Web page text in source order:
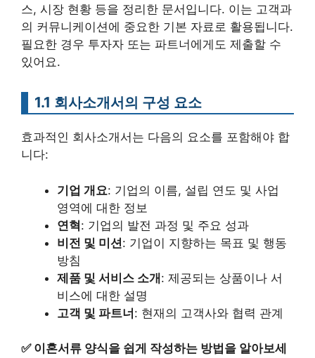
스, 시장 현황 등을 정리한 문서입니다. 이는 고객과
의 커뮤니케이션에 중요한 기본 자료로 활용됩니다.
필요한 경우 투자자 또는 파트너에게도 제출할 수
있어요.
1.1 회사소개서의 구성 요소
효과적인 회사소개서는 다음의 요소를 포함해야 합
니다:
기업 개요: 기업의 이름, 설립 연도 및 사업
영역에 대한 정보
연혁: 기업의 발전 과정 및 주요 성과
비전 및 미션: 기업이 지향하는 목표 및 행동
방침
제품 및 서비스 소개: 제공되는 상품이나 서
비스에 대한 설명
고객 및 파트너: 현재의 고객사와 협력 관계
✅ 이혼서류 양식을 쉽게 작성하는 방법을 알아보세